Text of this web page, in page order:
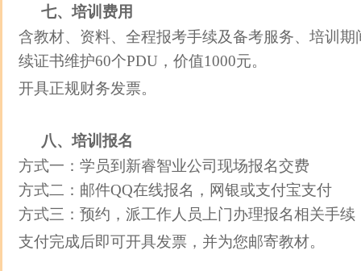
七、培训费用
含教材、资料、全程报考手续及备考服务、培训
续证书维护60个PDU，价值1000元。
开具正规财务发票。
八、培训报名
方式一：学员到新睿智业公司现场报名交费
方式二：邮件QQ在线报名，网银或支付宝支付
方式三：预约，派工作人员上门办理报名相关手续
支付完成后即可开具发票，并为您邮寄教材。